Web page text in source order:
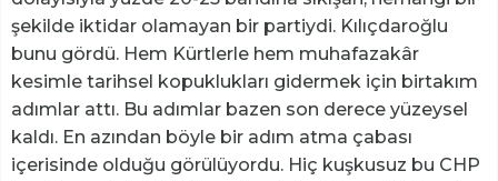
şekilde iktidar olamayan bir partiydi. Kılıçdaroğlu
bunu gördü. Hem Kürtlerle hem muhafazakâr
kesimle tarihsel kopuklukları gidermek için birtakım
adımlar attı. Bu adımlar bazen son derece yüzeysel
kaldı. En azından böyle bir adım atma çabası
içerisinde olduğu görülüyordu. Hiç kuşkusuz bu CHP